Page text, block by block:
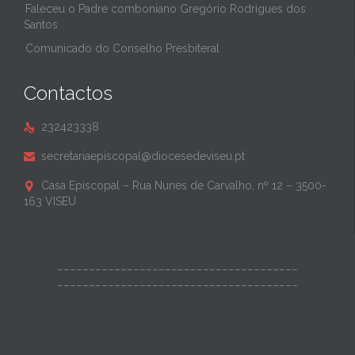
Faleceu o Padre comboniano Gregório Rodrigues dos
Santos
Comunicado do Conselho Presbiteral
Contactos
 232423338
 secretariaepiscopal@diocesedeviseu.pt

Casa Episcopal – Rua Nunes de Carvalho, nº 12 – 3500-
163 VISEU